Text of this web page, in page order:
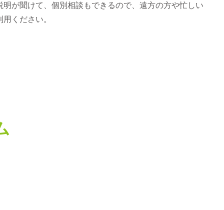
明が聞けて、個別相談もできるので、遠方の方や忙しい
ください。